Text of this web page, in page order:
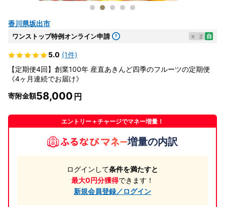
香川県坂出市
ワンストップ特例オンライン申請 e ま 自
5.0 (1件)
【定期便4回】創業100年 産直あきんど四季のフルーツの定期便
《4ヶ月連続でお届け》
寄附金額58,000
エントリー＋チャージでマネー増量！
増量の内訳
ログインして条件を満たすと
最大0円分獲得できます！
新規会員登録／ログイン